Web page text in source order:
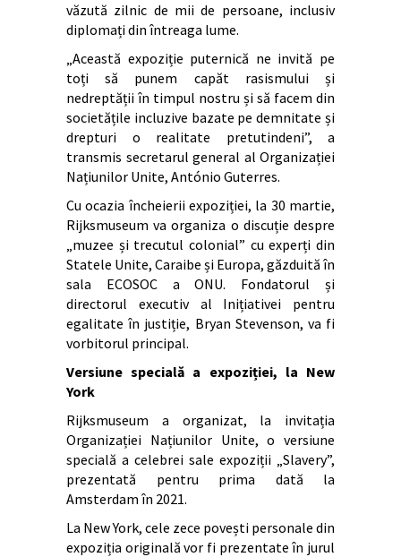
văzută zilnic de mii de persoane, inclusiv
diplomați din întreaga lume.
„Această expoziție puternică ne invită pe
toți să punem capăt rasismului și
nedreptății în timpul nostru și să facem din
societățile incluzive bazate pe demnitate și
drepturi o realitate pretutindeni”, a
transmis secretarul general al Organizației
Națiunilor Unite, António Guterres.
Cu ocazia încheierii expoziției, la 30 martie,
Rijksmuseum va organiza o discuție despre
„muzee și trecutul colonial” cu experți din
Statele Unite, Caraibe și Europa, găzduită în
sala ECOSOC a ONU. Fondatorul și
directorul executiv al Inițiativei pentru
egalitate în justiție, Bryan Stevenson, va fi
vorbitorul principal.
Versiune specială a expoziției, la New
York
Rijksmuseum a organizat, la invitația
Organizației Națiunilor Unite, o versiune
specială a celebrei sale expoziții „Slavery”,
prezentată pentru prima dată la
Amsterdam în 2021.
La New York, cele zece povești personale din
expoziția originală vor fi prezentate în jurul